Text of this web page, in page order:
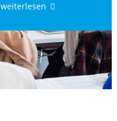
weiterlesen